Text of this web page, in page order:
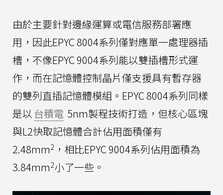
由於主要針對邊緣運算或電信服務部署應
用，因此EPYC 8004系列僅對應單一處理器插
槽，不像EPYC 9004系列能以雙插槽形式運
作，而在記憶體控制晶片僅支援具有暫存器
的雙列直插記憶體模組。EPYC 8004系列同樣
是以 台積電 5nm製程技術打造，但核心區塊
與L2快取記憶體合計佔用面積僅有
2.48mm2 ，相比EPYC 9004系列佔用面積為
3.84mm2小了一些。